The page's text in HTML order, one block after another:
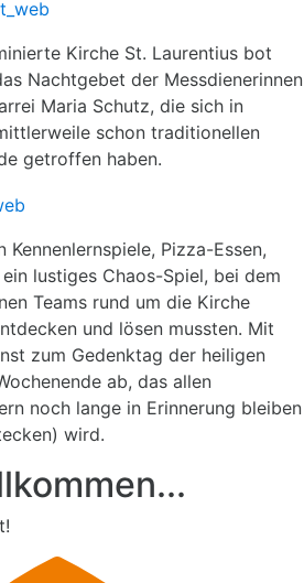
Kirche St. Laurentius bot
Nachtgebet der Messdienerinnen
Maria Schutz, die sich in
schon traditionellen
getroffen haben.
Kennenlernspiele, Pizza-Essen,
lustiges Chaos-Spiel, bei dem
Teams rund um die Kirche
und lösen mussten. Mit
zum Gedenktag der heiligen
ab, das allen
noch lange in Erinnerung bleiben
wird.